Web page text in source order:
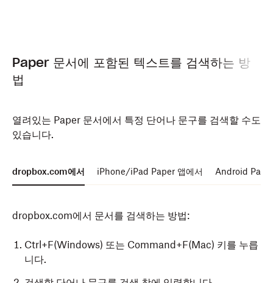
Paper 문서에 포함된 텍스트를 검색하는 방
법
열려있는 Paper 문서에서 특정 단어나 문구를 검색할 수도
있습니다.
dropbox.com에서 iPhone/iPad Paper 앱에서 Android
dropbox.com에서 문서를 검색하는 방법:
Ctrl+F(Windows) 또는 Command+F(Mac) 키를 누릅
니다.